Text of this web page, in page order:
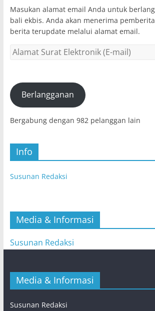
Masukan alamat email Anda untuk
bali ekbis. Anda akan menerima
berita terupdate melalui alamat email.
Alamat
(E-
mail)Berlangganan
Bergabung dengan 982 pelanggan lain
Info
Susunan Redaksi
Media & Informasi
Susunan Redaksi
Media & Informasi
Susunan Redaksi